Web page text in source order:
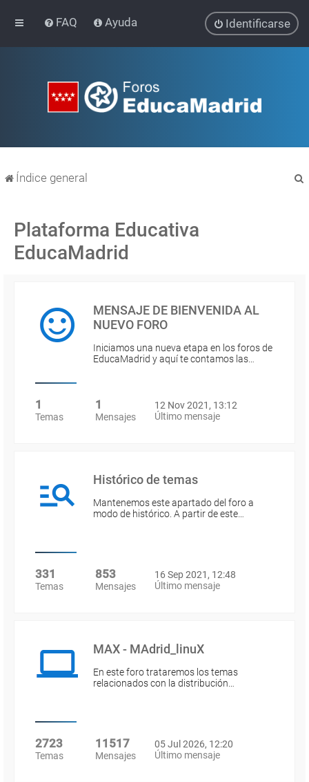
FAQ Ayuda Identificarse
Índice general
Plataforma Educativa
EducaMadrid
MENSAJE DE BIENVENIDA AL
NUEVO FORO
Iniciamos una nueva etapa en los foros de
EducaMadrid y aquí te contamos las…
1
Temas
1
Mensajes
12 Nov 2021, 13:12
Último mensaje
Histórico de temas
Mantenemos este apartado del foro a
modo de histórico. A partir de este…
331
Temas
853
Mensajes
16 Sep 2021, 12:48
Último mensaje
MAX - MAdrid_linuX
En este foro trataremos los temas
relacionados con la distribución…
2723
Temas
11517
Mensajes
05 Jul 2026, 12:20
Último mensaje